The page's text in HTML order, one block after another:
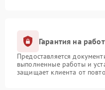
Гарантия на
Предоставляется
выполненные работы и
защищает клиента от